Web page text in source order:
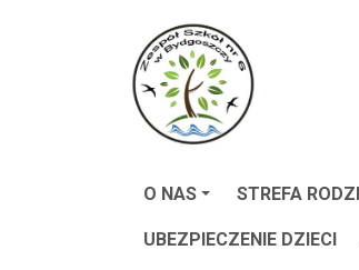
O NAS STREFA
UBEZPIECZENIE DZIECI